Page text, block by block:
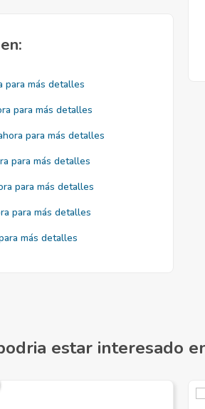
para más detalles
para más detalles
para más detalles
para más detalles
para más detalles
para más detalles
más detalles
estar interesado